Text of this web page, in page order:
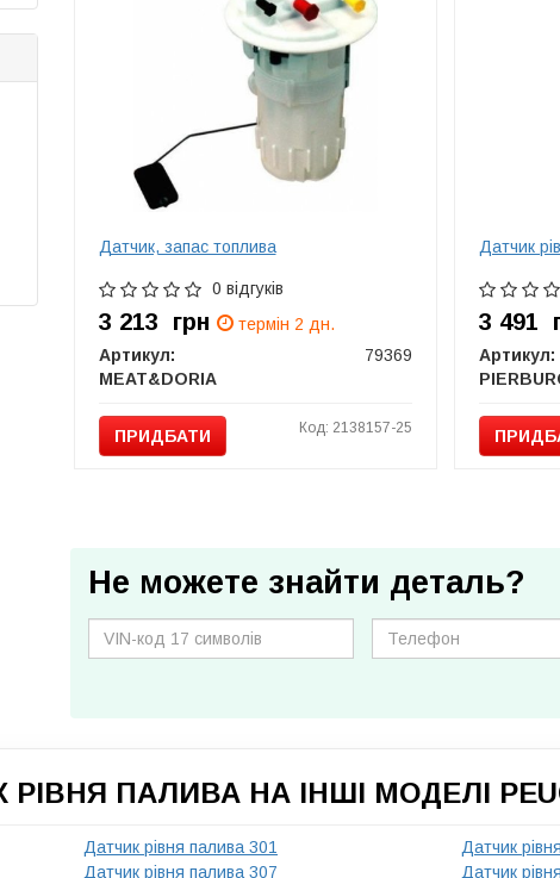
Датчик, запас топлива
0 відгуків
3 213 грн
термін 2 дн.
Артикул:
79369
MEAT&DORIA
ПРИДБАТИ Код: 2138157-25
Датчик
3 491
Артикул:
Не можете знайти деталь?
ПАЛИВА НА ІНШІ МОДЕЛІ
Датчик рівня палива 301
Датчик рівня палива 307
Датчик
Датчик